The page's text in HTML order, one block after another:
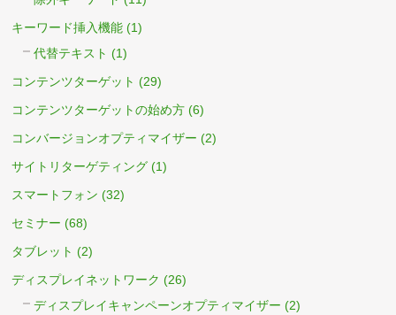
キーワード挿入機能 (1)
代替テキスト (1)
コンテンツターゲット (29)
コンテンツターゲットの始め方 (6)
コンバージョンオプティマイザー (2)
サイトリターゲティング (1)
スマートフォン (32)
セミナー (68)
タブレット (2)
ディスプレイネットワーク (26)
ディスプレイキャンペーンオプティマイザー (2)